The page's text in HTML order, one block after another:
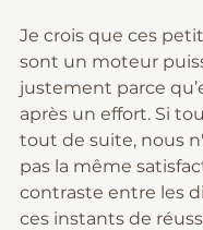
Je crois que ces
sont un moteur
justement parce
après un effort. Si
tout de suite, nous
pas la même
contraste entre les
ces instants de